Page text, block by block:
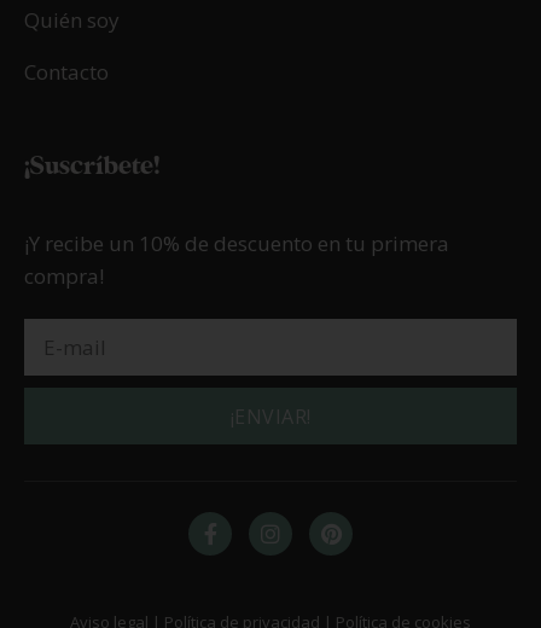
Quién soy
Contacto
¡Suscríbete!
¡Y recibe un 10% de descuento en tu primera
compra!
¡ENVIAR!
Aviso legal | Política de privacidad | Política de cookies